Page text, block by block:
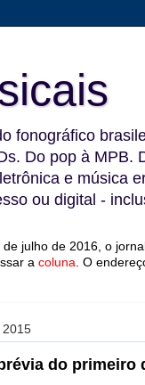
fonográfico
Do pop à
e música
ou digital -
julho de 2016, o
a coluna O
2015
do primeiro